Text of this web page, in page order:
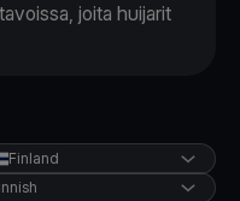
joita huijarit
Finland